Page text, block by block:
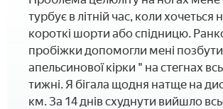
турбує в літній час, коли хочеться
короткі шорти або спідницю.
пробіжки допомогли мені
апельсинової кірки " на стегнах
тижні. Я бігала щодня натще на
км. За 14 днів схуднути вийшло